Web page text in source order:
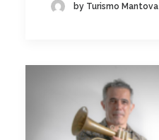
by Turismo Mantova